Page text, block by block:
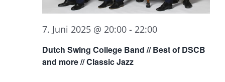
Dutch Swing College Band // Best of DSCB
and more // Classic Jazz
7. Juni 2025 @ 20:00 - 22:00